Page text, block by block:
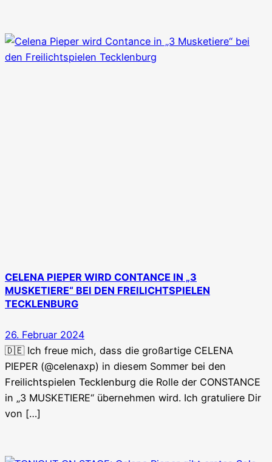
CELENA PIEPER WIRD CONTANCE IN „3
MUSKETIERE“ BEI DEN FREILICHTSPIELEN
TECKLENBURG
26. Februar 2024
🇩🇪 Ich freue mich, dass die großartige CELENA
PIEPER (@celenaxp) in diesem Sommer bei den
Freilichtspielen Tecklenburg die Rolle der CONSTANCE
in „3 MUSKETIERE“ übernehmen wird. Ich gratuliere Dir
von […]